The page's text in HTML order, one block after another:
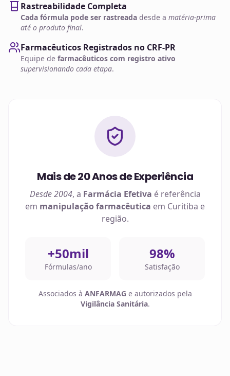
Rastreabilidade Completa
Cada fórmula pode ser rastreada desde a matéria-prima
até o produto final.
Farmacêuticos Registrados no CRF-PR
Equipe de farmacêuticos com registro ativo
supervisionando cada etapa.
Mais de 20 Anos de Experiência
Desde 2004, a Farmácia Efetiva é referência
em manipulação farmacêutica em Curitiba e
região.
+50mil
Fórmulas/ano
98%
Satisfação
Associados à ANFARMAG e autorizados pela
Vigilância Sanitária.